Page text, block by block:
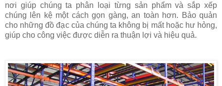
nơi giúp chúng ta phân loại từng sản phẩm và sắp xếp
chúng lên kệ một cách gọn gàng, an toàn hơn. Bảo quản
cho những đồ đạc của chúng ta không bị mất hoặc hư hỏng,
giúp cho công việc được diễn ra thuận lợi và hiệu quả.